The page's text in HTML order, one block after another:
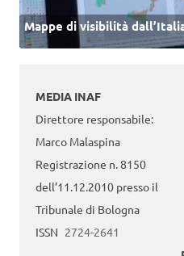
Mappe di visibilità
MEDIA INAF
Direttore responsabile:
Marco Malaspina
Registrazione n. 8150
dell’11.12.2010 presso il
Tribunale di Bologna
ISSN 2724-2641